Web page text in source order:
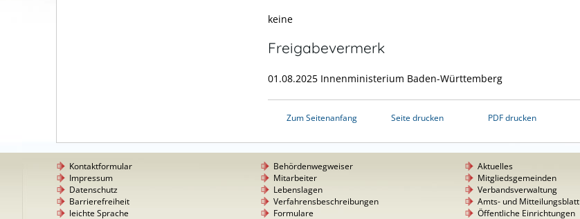
keine
Freigabevermerk
01.08.2025 Innenministerium Baden-Württemberg
Zum Seitenanfang Seite drucken PDF drucken
Kontaktformular
Impressum
Datenschutz
Barrierefreiheit
leichte Sprache
Behördenwegweiser
Mitarbeiter
Lebenslagen
Verfahrensbeschreibungen
Formulare
Aktuelles
Mitgliedsgemeinden
Verbandsverwaltung
Amts- und Mitteilungsblatt
Öffentliche Einrichtungen